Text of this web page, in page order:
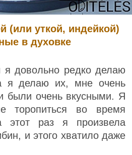
(или уткой, индейкой)
в духовке
я довольно редко делаю
я делаю их, мне очень
были очень вкусными. Я
торопиться во время
этот раз я произвела
и этого хватило даже